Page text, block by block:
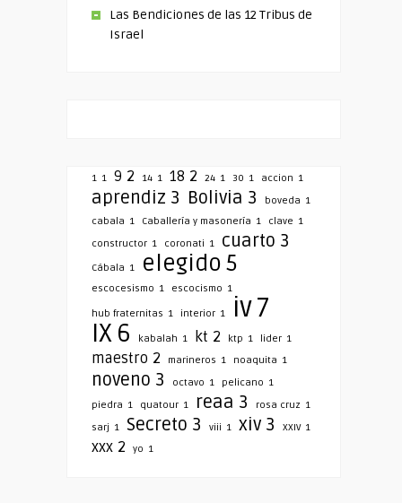
Las Bendiciones de las 12 Tribus de
Israel
1 1 9 2 14 1 18 2 24 1 30 1 accion 1
aprendiz 3 Bolivia 3 boveda 1
cabala 1 Caballería y masonería 1 clave 1
constructor 1 coronati 1 cuarto 3
Cábala 1 elegido5
escocesismo 1 escocismo 1
hub fraternitas 1 interior 1 iv7
IX 6 kabalah 1 kt 2 ktp 1 lider 1
maestro 2 marineros 1 noaquita 1
noveno 3 octavo 1 pelicano 1
piedra 1 quatour 1 reaa 3 rosa cruz 1
sarj 1 Secreto 3 viii 1 xiv 3 XXIV 1
xxx 2 yo 1